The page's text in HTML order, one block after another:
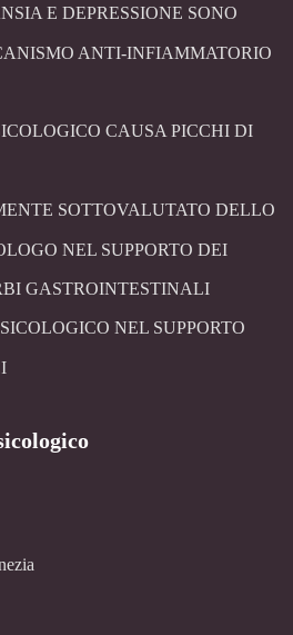
E DEPRESSIONE SONO
ANTI-INFIAMMATORIO
CAUSA PICCHI DI
SOTTOVALUTATO DELLO
NEL SUPPORTO DEI
GASTROINTESTINALI
NEL SUPPORTO